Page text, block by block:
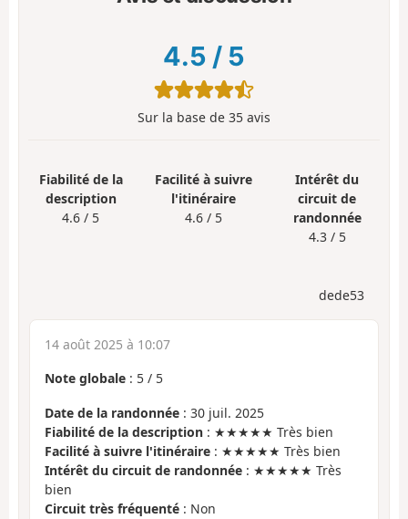
4.5 / 5
Sur la base de 35 avis
Fiabilité de la
description
4.6 / 5
Facilité à suivre
l'itinéraire
4.6 / 5
Intérêt du
circuit de
randonnée
4.3 / 5
dede53
14 août 2025 à 10:07
Note globale : 5 / 5
Date de la randonnée : 30 juil. 2025
Fiabilité de la description : ★★★★★ Très bien
Facilité à suivre l'itinéraire : ★★★★★ Très bien
Intérêt du circuit de randonnée : ★★★★★ Très
bien
Circuit très fréquenté : Non